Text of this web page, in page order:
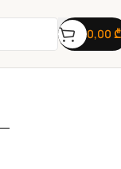
0,00 ₾